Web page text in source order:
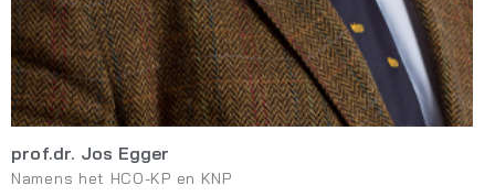
prof.dr. Jos Egger
Namens het HCO-KP en KNP